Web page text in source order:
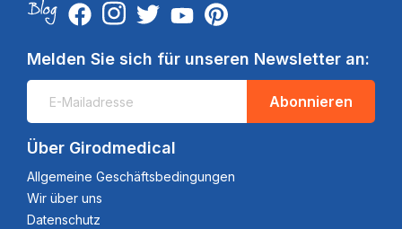
Melden Sie sich für unseren Newsletter an:
Abonnieren
Über Girodmedical
Allgemeine Geschäftsbedingungen
Wir über uns
Datenschutz